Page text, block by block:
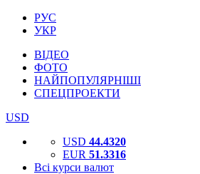
РУС
УКР
ВІДЕО
ФОТО
НАЙПОПУЛЯРНІШІ
СПЕЦПРОЕКТИ
USD
USD 44.4320
EUR 51.3316
Всі курси валют